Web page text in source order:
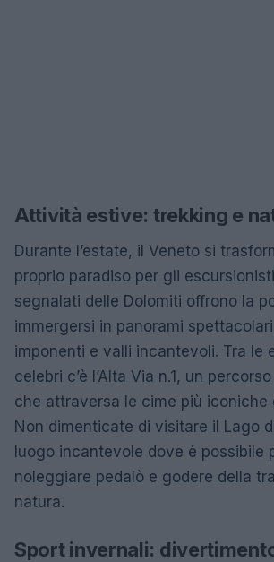
Attività estive: trekking e
Durante l’estate, il Veneto si
proprio paradiso per gli
segnalati delle Dolomiti offrono la
immergersi in panorami
imponenti e valli incantevoli. Tra le
celebri c’è l’Alta Via n.1, un
che attraversa le cime più iconiche
Non dimenticate di visitare il Lago
luogo incantevole dove è possibile
noleggiare pedalò e godere della
natura.
Sport invernali: